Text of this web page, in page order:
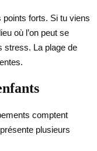
points forts. Si tu viens
où l’on peut se
stress. La plage de
comptent
plusieurs